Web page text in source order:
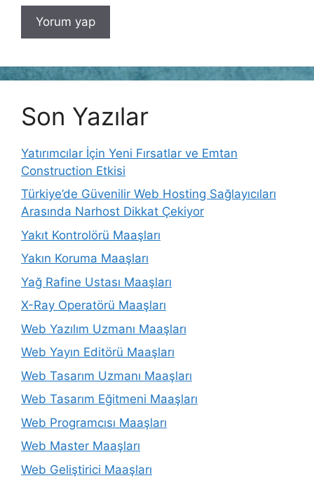
Son Yazılar
Yatırımcılar İçin Yeni Fırsatlar ve Emtan
Construction Etkisi
Türkiye’de Güvenilir Web Hosting Sağlayıcıları
Arasında Narhost Dikkat Çekiyor
Yakıt Kontrolörü Maaşları
Yakın Koruma Maaşları
Yağ Rafine Ustası Maaşları
X-Ray Operatörü Maaşları
Web Yazılım Uzmanı Maaşları
Web Yayın Editörü Maaşları
Web Tasarım Uzmanı Maaşları
Web Tasarım Eğitmeni Maaşları
Web Programcısı Maaşları
Web Master Maaşları
Web Geliştirici Maaşları